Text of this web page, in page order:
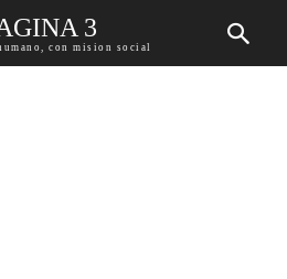
3
con mision social